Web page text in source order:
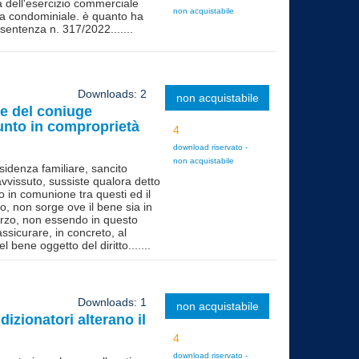
non acquistabile
dell'esercizio commerciale
condominiale. è quanto ha
n. 317/2022.......
non acquistabile
download riservato -
non acquistabile
Downloads: 2
del coniuge
in comproprietà
familiare, sancito
sussiste qualora detto
in comunione tra questi ed il
non sorge ove il bene sia in
non essendo in questo
in concreto, al
bene oggetto del diritto.......
non acquistabile
download riservato -
Downloads: 1
alterano il